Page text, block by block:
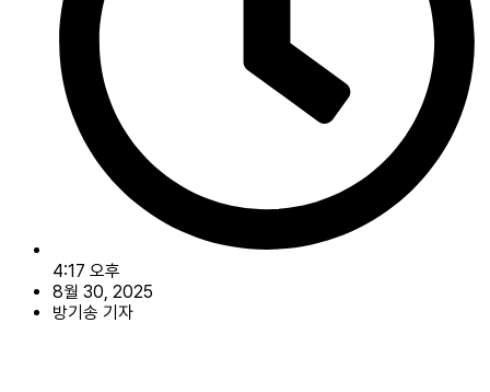
4:17 오후
8월 30, 2025
방기송 기자